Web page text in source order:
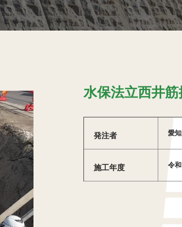
水保法立西井
発注者 愛
施工年度 令